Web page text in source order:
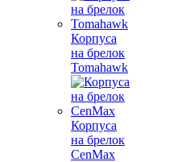
Корпуса
на брелок
Tomahawk
Корпуса
на брелок
CenMax